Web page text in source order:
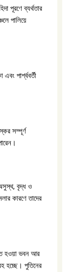
পূরণে ব্যর্থতার
পালিয়ে
পার্শ্ববর্তী
সম্পূর্ণ
অসুস্থ, বৃদ্ধ ও
কারণে তাদের
হওয়া ভবন আর
হচ্ছে। পুতিনের